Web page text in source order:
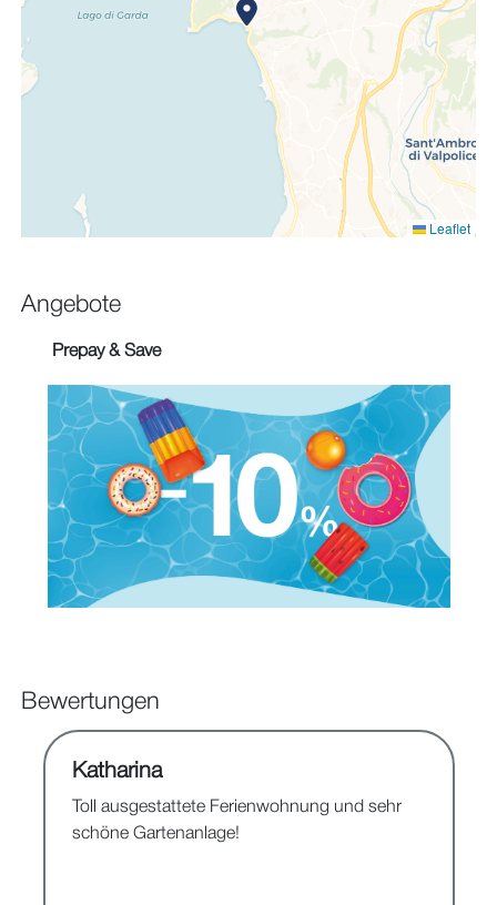
Leaflet
Angebote
Prepay & Save
Bewertungen
Katharina
Toll ausgestattete Ferienwohnung und sehr
schöne Gartenanlage!